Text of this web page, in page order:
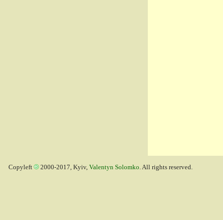
Copyleft 2000-2017, Kyiv, Valentyn Solomko. All rights reserved.